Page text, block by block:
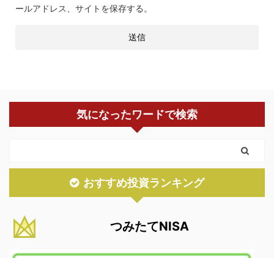
ールアドレス、サイトを保存する。
気になったワードで検索
おすすめ投資ランキング
つみたてNISA